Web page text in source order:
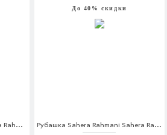
Жакет Sahera Rahmani Sahera Rahmani MP002XW1AVA2
До 40% скидки
Рубашка Sahera Rahmani Sahera Rahmani MP002XM0W5Q7